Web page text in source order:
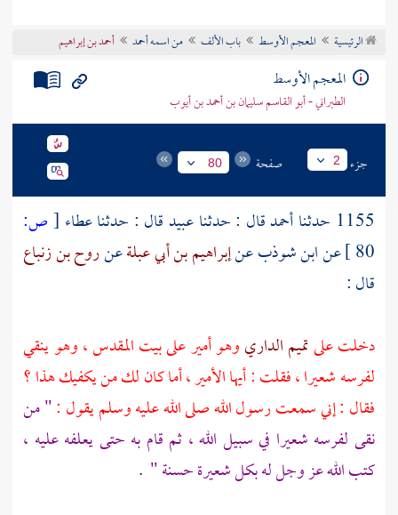
تراجم الأعلام
الرئيسية المعجم الأوسط باب الألف من اسمه أحمد أحمد بن إبراهيم
المعجم الأوسط
الطبراني - أبو القاسم سليمان بن أحمد بن أيوب
جزء 2 صفحة 80
1155 حدثنا أحمدقال : حدثناعبيدقال : حدثناعطاء [ص:
80 ] عنابن شوذبعنإبراهيم بن أبي عبلةعنروح بن زنباع
قال :
دخلت علىتميم الداريوهو أمير على بيت المقدس ، وهو ينقي
لفرسه شعيرا ، فقلت : أيها الأمير ، أما كان لك من يكفيك هذا ؟
فقال : إني سمعت رسول الله صلى الله عليه وسلم يقول :" من
نقى لفرسه شعيرا في سبيل الله ، ثم قام به حتى يعلفه عليه ،
كتب الله عز وجل له بكل شعيرة حسنة " .